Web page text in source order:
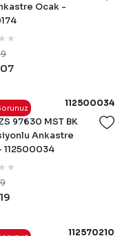
Ocak -
112500034
97630 MST BK
Ankastre
112500034
112570210